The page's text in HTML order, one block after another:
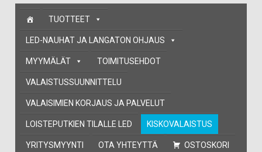
Skip
content
TUOTTEET
LED-NAUHAT JA LANGATON OHJAUS
MYYMÄLÄT TOIMITUSEHDOT
VALAISTUSSUUNNITTELU
VALAISIMIEN KORJAUS JA PALVELUT
LOISTEPUTKIEN TILALLE LED KISKOVALAISTUS
YRITYSMYYNTI OTA YHTEYTTÄ OSTOSKORI